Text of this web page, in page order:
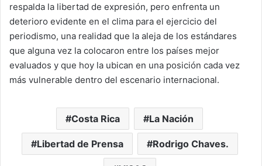
respalda la libertad de expresión, pero enfrenta un
deterioro evidente en el clima para el ejercicio del
periodismo, una realidad que la aleja de los estándares
que alguna vez la colocaron entre los países mejor
evaluados y que hoy la ubican en una posición cada vez
más vulnerable dentro del escenario internacional.
Costa Rica La Nación
Libertad de Prensa Rodrigo Chaves.